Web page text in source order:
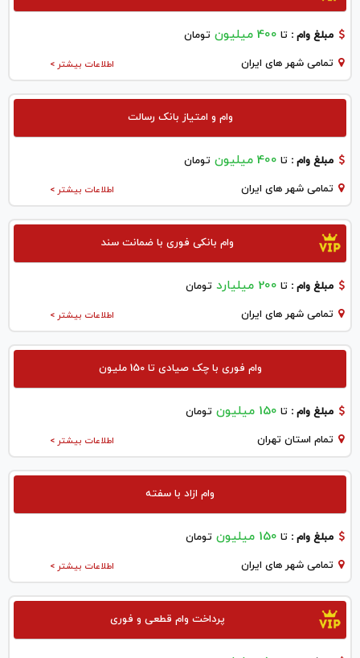
مبلغ وام : تا 400 میلیون تومان
اطلاعات بیشتر > تمامی شهر های ایران
وام و امتیاز بانک رسالت
مبلغ وام : تا 400 میلیون تومان
اطلاعات بیشتر > تمامی شهر های ایران
وام بانکی فوری با ضمانت سند
مبلغ وام : تا 200 میلیارد تومان
اطلاعات بیشتر > تمامی شهر های ایران
وام فوری با چک صیادی تا 150 ملیون
مبلغ وام : تا 150 میلیون تومان
اطلاعات بیشتر > تمام استان تهران
وام ازاد با سفته
مبلغ وام : تا 150 میلیون تومان
اطلاعات بیشتر > تمامی شهر های ایران
پرداخت وام قطعی و فوری